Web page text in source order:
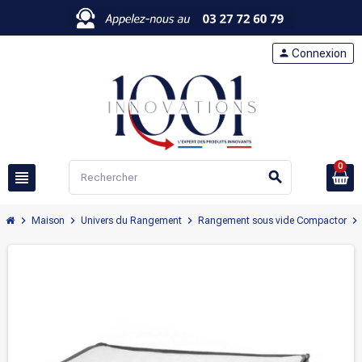
view_headline search
person Connexion
0
chevron_right Maison chevron_right Univers du Rangement chevron_right Rangement sous vide Compactor chevron_right